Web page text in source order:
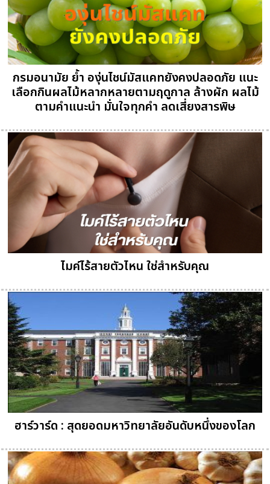
กรมอนามัย ย้ำ องุ่นไชน์มัสแคทยังคงปลอดภัย แนะ
เลือกกินผลไม้หลากหลายตามฤดูกาล ล้างผัก ผลไม้
ตามคำแนะนำ มั่นใจทุกคำ ลดเสี่ยงสารพิษ
ไมค์ไร้สายตัวไหน ใช่สำหรับคุณ
ฮาร์วาร์ด : สุดยอดมหาวิทยาลัยอันดับหนึ่งของโลก